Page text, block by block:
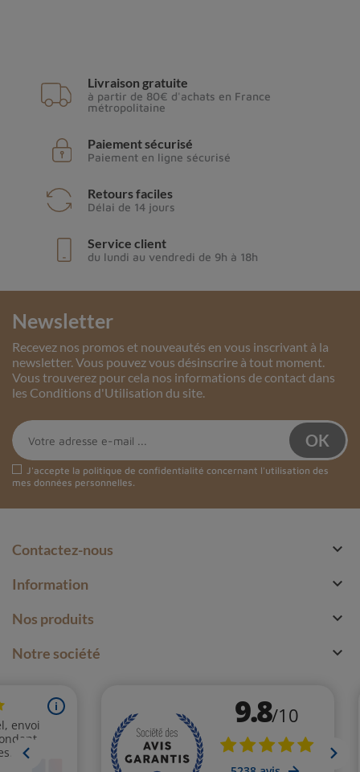
Livraison gratuite
à partir de 80€ d'achats en France
métropolitaine
Paiement sécurisé
Paiement en ligne sécurisé
Retours faciles
Délai de 14 jours
Service client
du lundi au vendredi de 9h à 18h
Newsletter
Recevez nos promos et nouveautés en vous inscrivant à la
newsletter. Vous pouvez vous désinscrire à tout moment.
Vous trouverez pour cela nos informations de contact dans
les Conditions d'Utilisation du site.
J'accepte la politique de confidentialité concernant l'utilisation des
mes données personnelles.
Contactez-nous 
Information 
Nos produits 
Notre société 